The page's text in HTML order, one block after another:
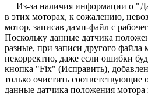
Из-за наличия информации о
в этих моторах, к сожалению,
мотор, записав дамп-файл с
Поскольку данные датчика
разные, при записи другого файла
некорректно, даже если ошибки
кнопка "Fix" (Исправить),
только очистить
данные датчика положения